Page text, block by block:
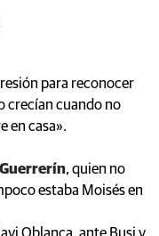
para reconocer
crecían cuando no
en casa».
Guerrerín, quien no
estaba Moisés en